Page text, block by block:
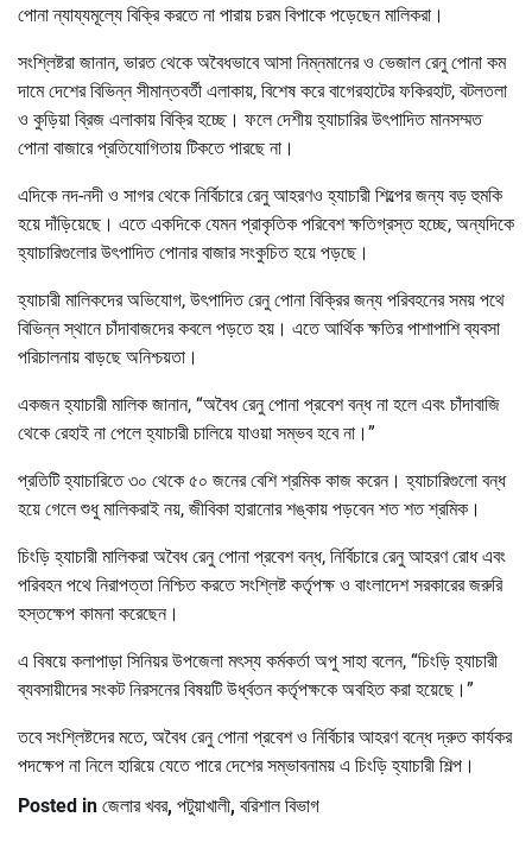
পোনা ন্যায্যমূল্যে বিক্রি করতে না পারায় চরম বিপাকে পড়েছেন মালিকরা।
সংশ্লিষ্টরা জানান, ভারত থেকে অবৈধভাবে আসা নিম্নমানের ও ভেজাল রেনু পোনা কম
দামে দেশের বিভিন্ন সীমান্তবর্তী এলাকায়, বিশেষ করে বাগেরহাটের ফকিরহাট, বটলতলা
ও কুড়িয়া ব্রিজ এলাকায় বিক্রি হচ্ছে। ফলে দেশীয় হ্যাচারির উৎপাদিত মানসম্মত
পোনা বাজারে প্রতিযোগিতায় টিকতে পারছে না।
এদিকে নদ-নদী ও সাগর থেকে নির্বিচারে রেনু আহরণও হ্যাচারী শিল্পের জন্য বড় হুমকি
হয়ে দাঁড়িয়েছে। এতে একদিকে যেমন প্রাকৃতিক পরিবেশ ক্ষতিগ্রস্ত হচ্ছে, অন্যদিকে
হ্যাচারিগুলোর উৎপাদিত পোনার বাজার সংকুচিত হয়ে পড়ছে।
হ্যাচারী মালিকদের অভিযোগ, উৎপাদিত রেনু পোনা বিক্রির জন্য পরিবহনের সময় পথে
বিভিন্ন স্থানে চাঁদাবাজদের কবলে পড়তে হয়। এতে আর্থিক ক্ষতির পাশাপাশি ব্যবসা
পরিচালনায় বাড়ছে অনিশ্চয়তা।
একজন হ্যাচারী মালিক জানান, “অবৈধ রেনু পোনা প্রবেশ বন্ধ না হলে এবং চাঁদাবাজি
থেকে রেহাই না পেলে হ্যাচারী চালিয়ে যাওয়া সম্ভব হবে না।”
প্রতিটি হ্যাচারিতে ৩০ থেকে ৫০ জনের বেশি শ্রমিক কাজ করেন। হ্যাচারিগুলো বন্ধ
হয়ে গেলে শুধু মালিকরাই নয়, জীবিকা হারানোর শঙ্কায় পড়বেন শত শত শ্রমিক।
চিংড়ি হ্যাচারী মালিকরা অবৈধ রেনু পোনা প্রবেশ বন্ধ, নির্বিচারে রেনু আহরণ রোধ এবং
পরিবহন পথে নিরাপত্তা নিশ্চিত করতে সংশ্লিষ্ট কর্তৃপক্ষ ও বাংলাদেশ সরকারের জরুরি
হস্তক্ষেপ কামনা করেছেন।
এ বিষয়ে কলাপাড়া সিনিয়র উপজেলা মৎস্য কর্মকর্তা অপু সাহা বলেন, “চিংড়ি হ্যাচারী
ব্যবসায়ীদের সংকট নিরসনের বিষয়টি উর্ধ্বতন কর্তৃপক্ষকে অবহিত করা হয়েছে।”
তবে সংশ্লিষ্টদের মতে, অবৈধ রেনু পোনা প্রবেশ ও নির্বিচার আহরণ বন্ধে দ্রুত কার্যকর
পদক্ষেপ না নিলে হারিয়ে যেতে পারে দেশের সম্ভাবনাময় এ চিংড়ি হ্যাচারী শিল্প।
Posted in জেলার খবর, পটুয়াখালী, বরিশাল বিভাগ